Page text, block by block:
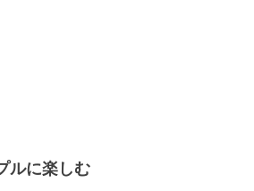
ルに楽しむ